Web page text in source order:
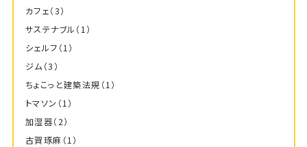
カフェ（3）
サステナブル （1）
シェルフ （1）
ジム（3）
ちょこっと建築法規 （1）
トマソン （1）
加湿器（2）
古賀琢麻 （1）